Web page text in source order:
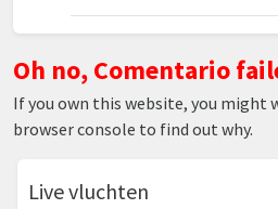
Oh no, Comentario
If you own this website, you might
browser console to find out why.
Live vluchten